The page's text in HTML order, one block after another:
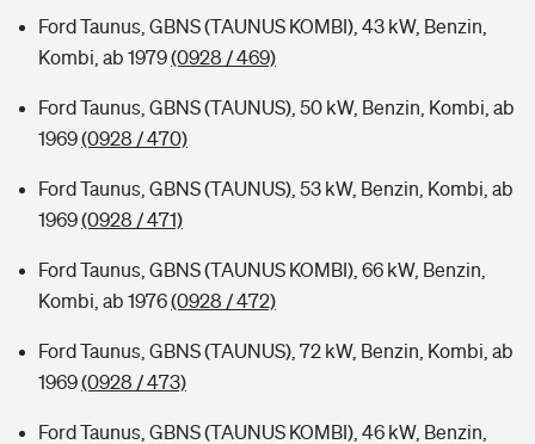
Ford Taunus, GBNS (TAUNUS KOMBI), 43 kW, Benzin,
Kombi, ab 1979(0928 / 469)
Ford Taunus, GBNS (TAUNUS), 50 kW, Benzin, Kombi, ab
1969(0928 / 470)
Ford Taunus, GBNS (TAUNUS), 53 kW, Benzin, Kombi, ab
1969(0928 / 471)
Ford Taunus, GBNS (TAUNUS KOMBI), 66 kW, Benzin,
Kombi, ab 1976(0928 / 472)
Ford Taunus, GBNS (TAUNUS), 72 kW, Benzin, Kombi, ab
1969(0928 / 473)
Ford Taunus, GBNS (TAUNUS KOMBI), 46 kW, Benzin,